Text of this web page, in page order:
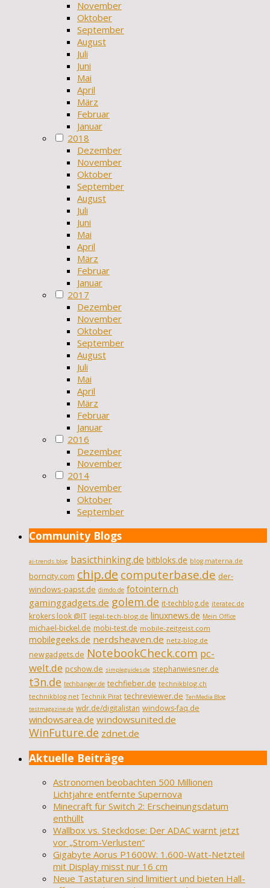
November
Oktober
September
August
Juli
Juni
Mai
April
März
Februar
Januar
2018
Dezember
November
Oktober
September
August
Juli
Juni
Mai
April
März
Februar
Januar
2017
Dezember
November
Oktober
September
August
Juli
Mai
April
März
Februar
Januar
2016
Dezember
November
2014
November
Oktober
September
Community Blogs
ai-trends.blog basicthinking.de bitbloks.de blog.materna.de
borncity.com chip.de computerbase.de der-
windows-papst.de dimdo.de fotointern.ch
gaminggadgets.de golem.de it-techblog.de iteratec.de
krokers look @IT legal-tech-blog.de linuxnews.de Mein Office
michael-bickel.de mobi-test.de mobile-zeitgeist.com
mobilegeeks.de nerdsheaven.de netz-blog.de
newgadgets.de NotebookCheck.com pc-
welt.de pcshow.de simpleguides.de stephanwiesner.de
t3n.de techbanger.de techfieber.de technikblog.ch
technikblog.net Technik Pirat techreviewer.de TenMedia Blog
testmagazine.de wdr.de/digitalistan windows-faq.de
windowsarea.de windowsunited.de
WinFuture.de zdnet.de
Aktuelle Beiträge
Astronomen beobachten 500 Millionen
Lichtjahre entfernte Supernova
Minecraft für Switch 2: Erscheinungsdatum
enthüllt
Wallbox vs. Steckdose: Der ADAC warnt jetzt
vor „Strom-Verlusten“
Gigabyte Aorus P1600W: 1.600-Watt-Netzteil
mit Display misst nur 16 cm
Neue Tastaturen sind limitiert und bieten Hall-